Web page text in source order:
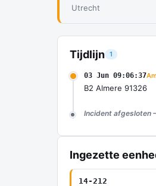
Utrecht
Tijdlijn 1
03 Jun 09:06:37
B2 Almere 91326
Incident afgesloten
Ingezette
14-212